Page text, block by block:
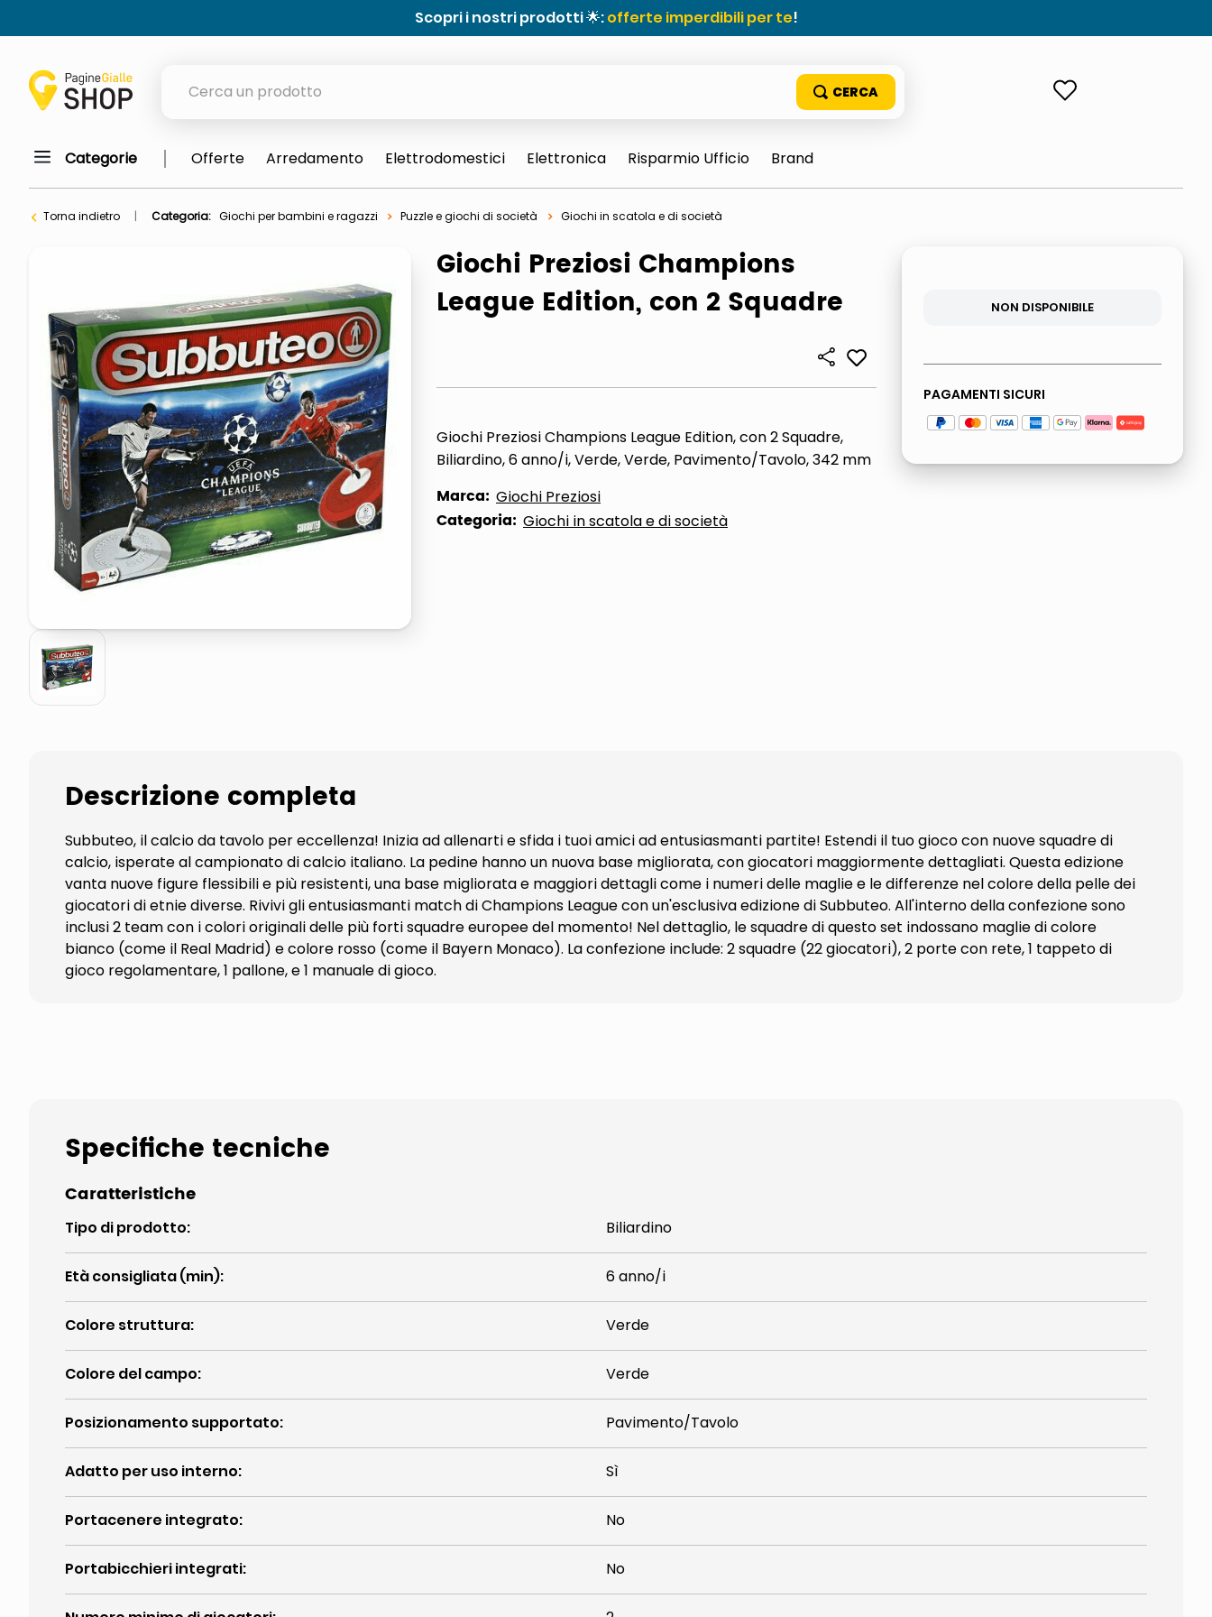
Scopri i nostri prodotti 🌟:offerte imperdibili per te!
meme
lucidatrice pavimenti
astuccio oxford
italia independent occhiali sole 0703 thin rotondo sun
pattumiera raccolta differenziata
airpods
asciuga capelli spazzola
Categorie Offerte Arredamento Elettrodomestici Elettronica Risparmio Ufficio Brand
Torna indietro Categoria: Giochi per bambini e ragazzi Puzzle e giochi di società Giochi in scatola e di società
Giochi Preziosi Champions
League Edition, con 2 Squadre
Giochi Preziosi Champions League Edition, con 2 Squadre,
Biliardino, 6 anno/i, Verde, Verde, Pavimento/Tavolo, 342 mm
Marca: Giochi Preziosi
Categoria: Giochi in scatola e di società
NON DISPONIBILE
PAGAMENTI SICURI
Descrizione completa
Subbuteo, il calcio da tavolo per eccellenza! Inizia ad allenarti e sfida i tuoi amici ad entusiasmanti partite! Estendi il tuo gioco con nuove squadre di
calcio, isperate al campionato di calcio italiano. La pedine hanno un nuova base migliorata, con giocatori maggiormente dettagliati. Questa edizione
vanta nuove figure flessibili e più resistenti, una base migliorata e maggiori dettagli come i numeri delle maglie e le differenze nel colore della pelle dei
giocatori di etnie diverse. Rivivi gli entusiasmanti match di Champions League con un'esclusiva edizione di Subbuteo. All'interno della confezione sono
inclusi 2 team con i colori originali delle più forti squadre europee del momento! Nel dettaglio, le squadre di questo set indossano maglie di colore
bianco (come il Real Madrid) e colore rosso (come il Bayern Monaco). La confezione include: 2 squadre (22 giocatori), 2 porte con rete, 1 tappeto di
gioco regolamentare, 1 pallone, e 1 manuale di gioco.
Specifiche tecniche
Caratteristiche
Tipo di prodotto: Biliardino
Età consigliata (min): 6 anno/i
Colore struttura: Verde
Colore del campo: Verde
Posizionamento supportato: Pavimento/Tavolo
Adatto per uso interno: Sì
Portacenere integrato: No
Portabicchieri integrati: No